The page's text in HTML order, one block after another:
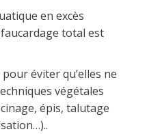
en excès
total est
éviter qu’elles ne
végétales
épis, talutage